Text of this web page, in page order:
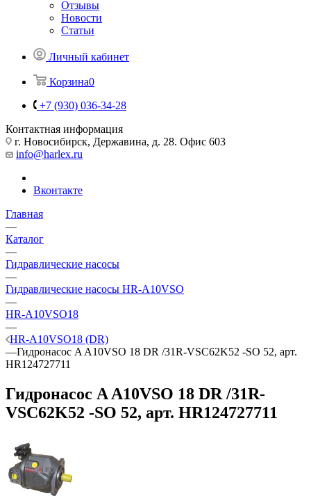
Отзывы
Новости
Статьи
Личный кабинет
Корзина0
+7 (930) 036-34-28
Контактная информация
г. Новосибирск, Державина, д. 28. Офис 603
info@harlex.ru
Вконтакте
Главная
—
Каталог
—
Гидравлические насосы
—
Гидравлические насосы HR-A10VSO
—
HR-A10VSO18
—
HR-A10VSO18 (DR)
—Гидронасос A A10VSO 18 DR /31R-VSC62K52 -SO 52, арт.
HR124727711
Гидронасос A A10VSO 18 DR /31R-
VSC62K52 -SO 52, арт. HR124727711